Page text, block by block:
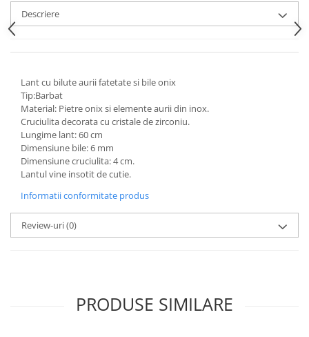
Descriere
Lant cu bilute aurii fatetate si bile onix
Tip:Barbat
Material: Pietre onix si elemente aurii din inox.
Cruciulita decorata cu cristale de zirconiu.
Lungime lant: 60 cm
Dimensiune bile: 6 mm
Dimensiune cruciulita: 4 cm.
Lantul vine insotit de cutie.
Informatii conformitate produs
Review-uri(0)
PRODUSE SIMILARE